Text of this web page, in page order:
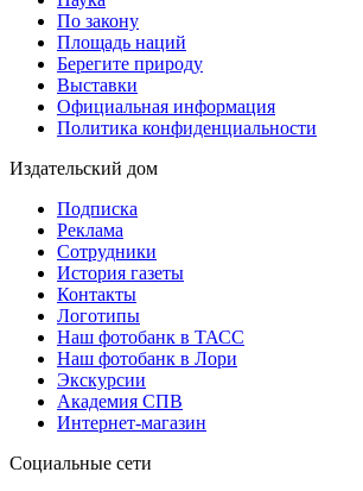
По закону
Площадь наций
Берегите природу
Выставки
Официальная информация
Политика конфиденциальности
Издательский дом
Подписка
Реклама
Сотрудники
История газеты
Контакты
Логотипы
Наш фотобанк в ТАСС
Наш фотобанк в Лори
Экскурсии
Академия СПВ
Интернет-магазин
Социальные сети